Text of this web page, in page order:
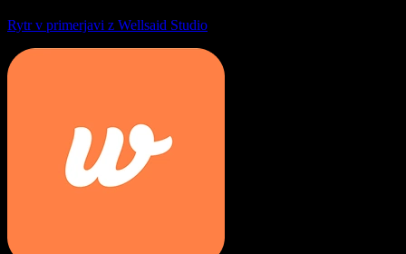
Rytr v primerjavi z Wellsaid Studio